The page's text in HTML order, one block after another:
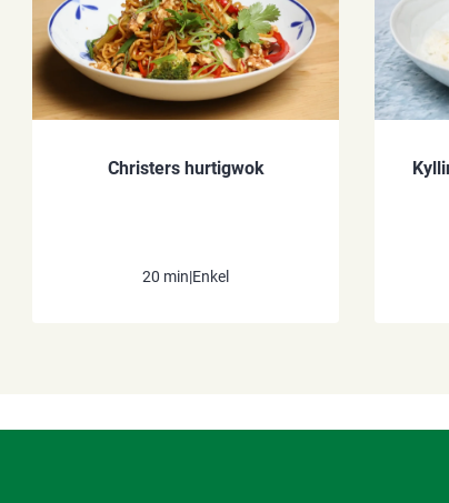
Christers hurtigwok
20 min|Enkel